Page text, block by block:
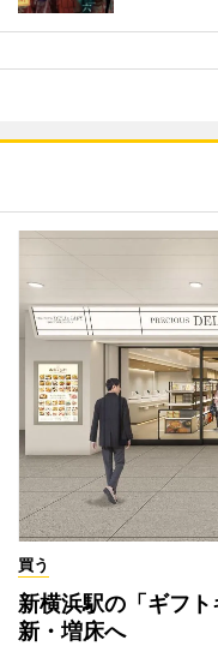
買う
新横浜駅の「ギフ
新・増床へ